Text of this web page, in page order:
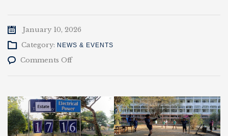
January 10, 2026
Category: NEWS & EVENTS
Comments Offon
ပြိုင်ပွဲ
Estate
Vs
EP